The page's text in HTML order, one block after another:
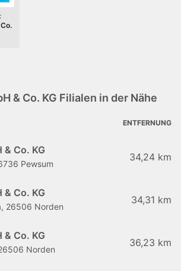
& Co. KG Filialen in der Nähe
ENTFERNUNG
& Co. KG
Pewsum
34,24 km
& Co. KG
26506 Norden
34,31 km
& Co. KG
Norden
36,23 km